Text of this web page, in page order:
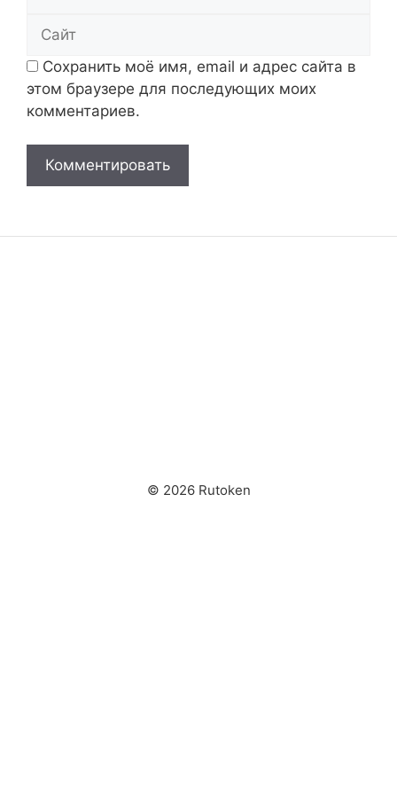
Сохранить моё имя, email и адрес сайта в
этом браузере для последующих моих
комментариев.
© 2026 Rutoken